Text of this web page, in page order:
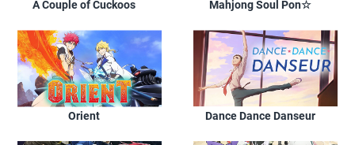
A Couple of Cuckoos Mahjong Soul Pon☆
Orient Dance Dance Danseur